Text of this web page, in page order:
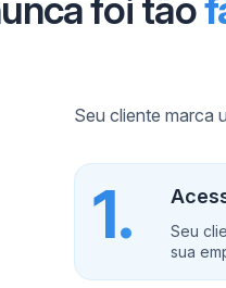
foi tão
Seu cliente marca
1.
Seu
sua